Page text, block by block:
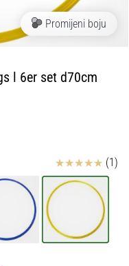
Promijeni boju
l 6er set d70cm
Ocjena proizvoda
(1)